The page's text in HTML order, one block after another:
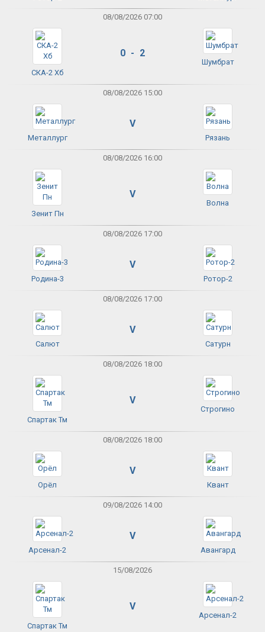
08/08/2026 07:00
СКА-2 Хб
0 - 2
Шумбрат
08/08/2026 15:00
Металлург
V
Рязань
08/08/2026 16:00
Зенит Пн
V
Волна
08/08/2026 17:00
Родина-3
V
Ротор-2
08/08/2026 17:00
Салют
V
Сатурн
08/08/2026 18:00
Спартак Тм
V
Строгино
08/08/2026 18:00
Орёл
V
Квант
09/08/2026 14:00
Арсенал-2
V
Авангард
15/08/2026
Спартак Тм
V
Арсенал-2